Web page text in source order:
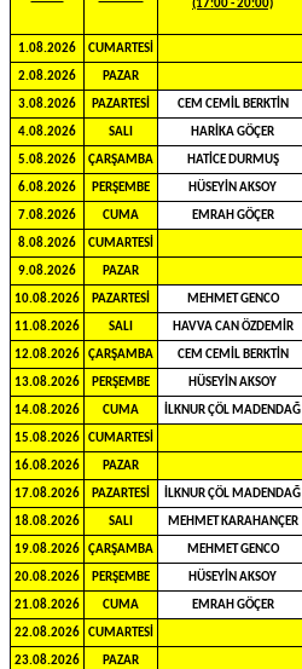
(17:00 - 20:00)
1.08.2026 CUMARTESİ
2.08.2026 PAZAR
3.08.2026 PAZARTESİ CEM CEMİL BERKTİN
4.08.2026 SALI HARİKA GÖÇER
5.08.2026 ÇARŞAMBA HATİCE DURMUŞ
6.08.2026 PERŞEMBE HÜSEYİN AKSOY
7.08.2026 CUMA EMRAH GÖÇER
8.08.2026 CUMARTESİ
9.08.2026 PAZAR
10.08.2026 PAZARTESİ MEHMET GENCO
11.08.2026 SALI HAVVA CAN ÖZDEMİR
12.08.2026 ÇARŞAMBA CEM CEMİL BERKTİN
13.08.2026 PERŞEMBE HÜSEYİN AKSOY
14.08.2026 CUMA İLKNUR ÇÖL MADENDAĞ
15.08.2026 CUMARTESİ
16.08.2026 PAZAR
17.08.2026 PAZARTESİ İLKNUR ÇÖL MADENDAĞ
18.08.2026 SALI MEHMET KARAHANÇER
19.08.2026 ÇARŞAMBA MEHMET GENCO
20.08.2026 PERŞEMBE HÜSEYİN AKSOY
21.08.2026 CUMA EMRAH GÖÇER
22.08.2026 CUMARTESİ
23.08.2026 PAZAR